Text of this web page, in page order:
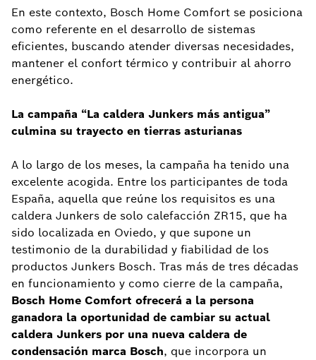
En este contexto, Bosch Home Comfort se posiciona
como referente en el desarrollo de sistemas
eficientes, buscando atender diversas necesidades,
mantener el confort térmico y contribuir al ahorro
energético.
La campaña “La caldera Junkers más antigua”
culmina su trayecto en tierras asturianas
A lo largo de los meses, la campaña ha tenido una
excelente acogida. Entre los participantes de toda
España, aquella que reúne los requisitos es una
caldera Junkers de solo calefacción ZR15, que ha
sido localizada en Oviedo, y que supone un
testimonio de la durabilidad y fiabilidad de los
productos Junkers Bosch. Tras más de tres décadas
en funcionamiento y como cierre de la campaña,
Bosch Home Comfort ofrecerá a la persona
ganadora la oportunidad de cambiar su actual
caldera Junkers por una nueva caldera de
condensación marca Bosch, que incorpora un